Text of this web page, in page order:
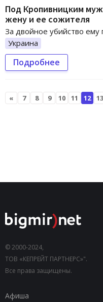
Под Кропивницким
жену и ее сожителя
За двойное убийство
Украина
Подробнее
« 7 8 9 10 11 12 13
© 2000-2024,
ТОВ «КЕПРЕЙТ ПАРТНЕРС»".
Все права защищены.
Афиша